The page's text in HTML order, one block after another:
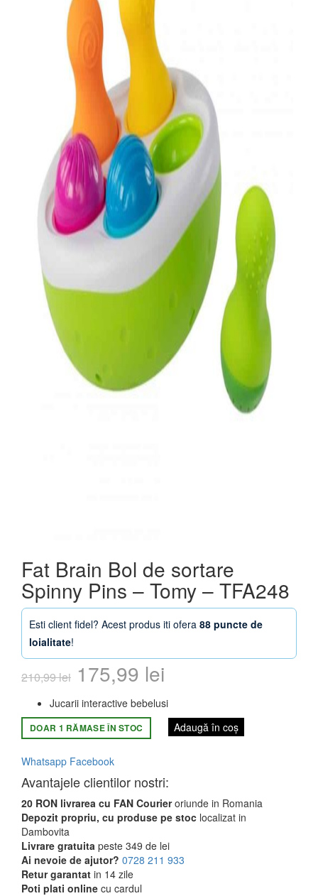
Fat Brain Bol de sortare
Spinny Pins – Tomy – TFA248
Esti client fidel? Acest produs iti ofera 88 puncte de
loialitate!
210,99lei Prețul
inițial
a
fost:
210,99 lei.
175,99 lei
curent
este:
Jucarii interactive bebelusi
DOAR 1 RĂMASE ÎN STOC Adaugă în coș
Whatsapp Facebook
Avantajele clientilor nostri:
20 RON livrarea cu FAN Courieroriunde in Romania
Depozit propriu, cu produse pe stoc localizat in
Dambovita
Livrare gratuita peste 349 de lei
Ai nevoie de ajutor? 0728 211 933
Retur garantat in 14 zile
Poti plati online cu cardul